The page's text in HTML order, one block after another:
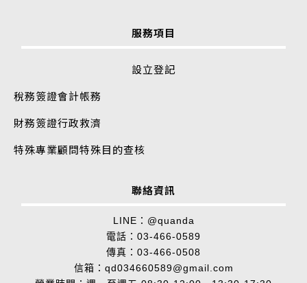
服務項目
設立登記
稅務簽證會計帳務
財務簽證行政救濟
特殊專業顧問特殊目的查核
聯絡資訊
LINE： @quanda
電話： 03-466-0589
傳真：03-466-0508
信箱： qd034660589@gmail.com